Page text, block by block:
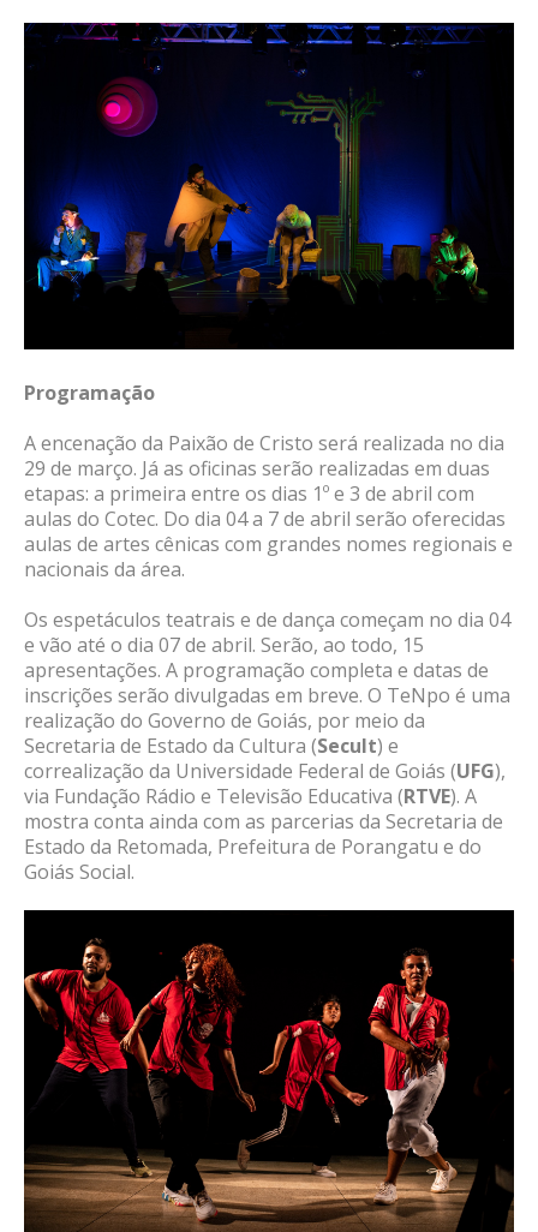
Programação
A encenação da Paixão de Cristo será realizada no dia
29 de março. Já as oficinas serão realizadas em duas
etapas: a primeira entre os dias 1º e 3 de abril com
aulas do Cotec. Do dia 04 a 7 de abril serão oferecidas
aulas de artes cênicas com grandes nomes regionais e
nacionais da área.
Os espetáculos teatrais e de dança começam no dia 04
e vão até o dia 07 de abril. Serão, ao todo, 15
apresentações. A programação completa e datas de
inscrições serão divulgadas em breve. O TeNpo é uma
realização do Governo de Goiás, por meio da
Secretaria de Estado da Cultura (Secult) e
correalização da Universidade Federal de Goiás (UFG),
via Fundação Rádio e Televisão Educativa (RTVE). A
mostra conta ainda com as parcerias da Secretaria de
Estado da Retomada, Prefeitura de Porangatu e do
Goiás Social.